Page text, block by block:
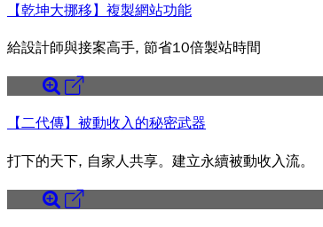
【乾坤大挪移】複製網站功能
給設計師與接案高手, 節省10倍製站時間
【二代傳】被動收入的秘密武器
打下的天下, 自家人共享。建立永續被動收入流。